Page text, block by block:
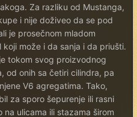
Za razliku od Mustanga,
i nije doživeo da se pod
je prosečnom mladom
može i da sanja i da priušti.
tokom svog proizvodnog
od onih sa četiri cilindra, pa
V6 agregatima. Tako,
za sporo šepurenje ili rasni
ulicama ili stazama širom